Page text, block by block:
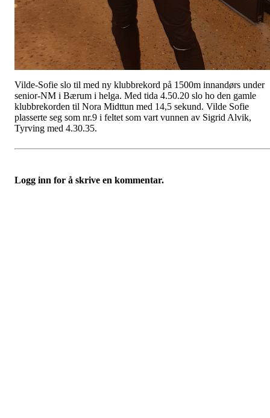
Vilde-Sofie slo til med ny klubbrekord på 1500m innandørs under
senior-NM i Bærum i helga. Med tida 4.50.20 slo ho den gamle
klubbrekorden til Nora Midttun med 14,5 sekund. Vilde Sofie
plasserte seg som nr.9 i feltet som vart vunnen av Sigrid Alvik,
Tyrving med 4.30.35.
Logg inn for å skrive en kommentar.